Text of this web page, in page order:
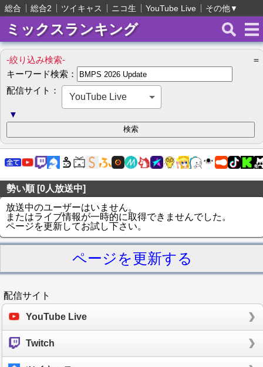
総合 総合2 ツイキャス ニコ生 YouTube Live その他▼
ミックスランキング
-絞り込み検索-
＝
キーワード検索：
配信サイト：
YouTube Live
▼
勢い順 [0人放送中]
放送中のユーザーはいません。
またはライブ情報が一時的に取得できませんでした。
ページを更新してお試し下さい。
ページを更新する
配信サイト
YouTube Live
Twitch